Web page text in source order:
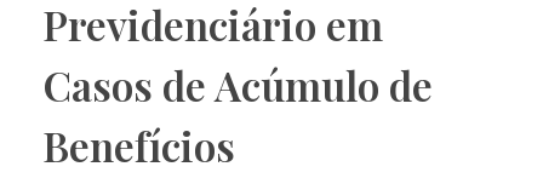
Previdenciário em
Casos de Acúmulo de
Benefícios